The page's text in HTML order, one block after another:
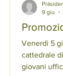
Venerdì 5
cattedrale di
giovani
9 giu